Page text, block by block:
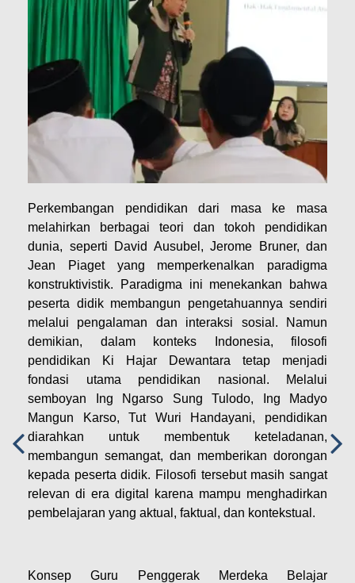
Perkembangan pendidikan dari masa ke masa
melahirkan berbagai teori dan tokoh pendidikan
dunia, seperti David Ausubel, Jerome Bruner, dan
Jean Piaget yang memperkenalkan paradigma
konstruktivistik. Paradigma ini menekankan bahwa
peserta didik membangun pengetahuannya sendiri
melalui pengalaman dan interaksi sosial. Namun
demikian, dalam konteks Indonesia, filosofi
pendidikan Ki Hajar Dewantara tetap menjadi
fondasi utama pendidikan nasional. Melalui
semboyan Ing Ngarso Sung Tulodo, Ing Madyo
Mangun Karso, Tut Wuri Handayani, pendidikan
diarahkan untuk membentuk keteladanan,
membangun semangat, dan memberikan dorongan
kepada peserta didik. Filosofi tersebut masih sangat
relevan di era digital karena mampu menghadirkan
pembelajaran yang aktual, faktual, dan kontekstual.
Konsep Guru Penggerak Merdeka Belajar